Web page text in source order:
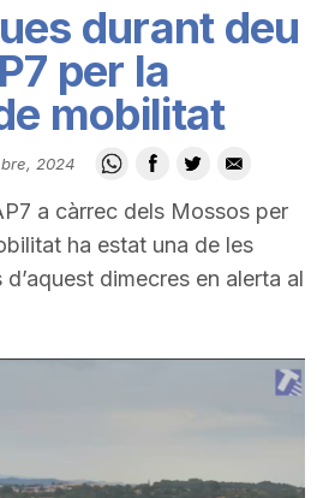
durant deu
per la
mobilitat
2024
a càrrec dels Mossos per
ha estat una de les
dimecres en alerta al